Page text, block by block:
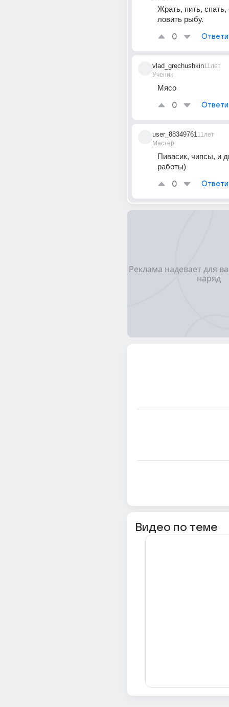
Жрать, пить, спать,
ловить рыбу.
0
vlad_grechushkin
Ученик
11лет
Мясо
0
user_88349761
Мастер
11лет
Пивасик, чипсы, и
работы)
0
Видео по теме